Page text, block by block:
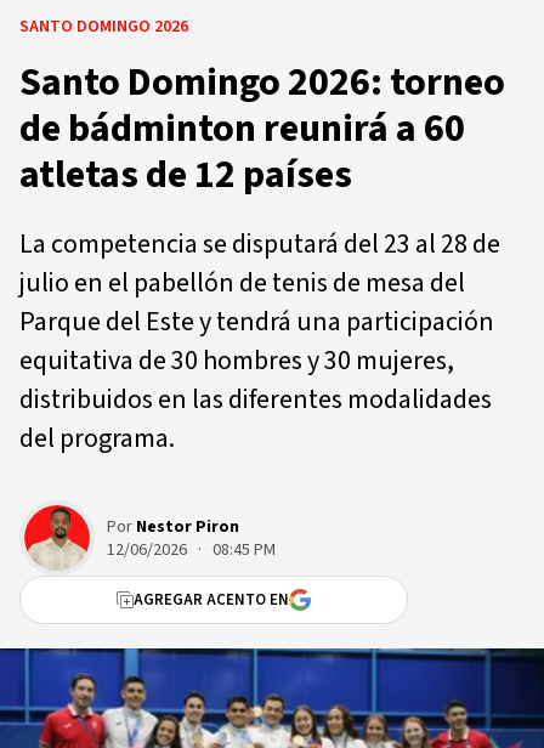
SANTO DOMINGO 2026
Santo Domingo 2026: torneo
de bádminton reunirá a 60
atletas de 12 países
La competencia se disputará del 23 al 28 de
julio en el pabellón de tenis de mesa del
Parque del Este y tendrá una participación
equitativa de 30 hombres y 30 mujeres,
distribuidos en las diferentes modalidades
del programa.
Por Nestor Piron
12/06/2026 · 08:45 PM
AGREGAR ACENTO EN